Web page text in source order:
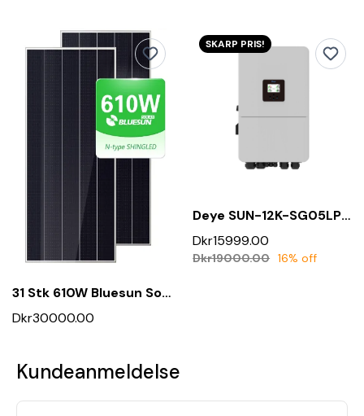
31 Stk 610W Bluesun Solcellepanel
Dkr30000.00
SKARP PRIS!
Deye SUN-12K-SG05LP3-EU - 12kW
Dkr15999.00
Dkr19000.00 16% off
Kundeanmeldelse